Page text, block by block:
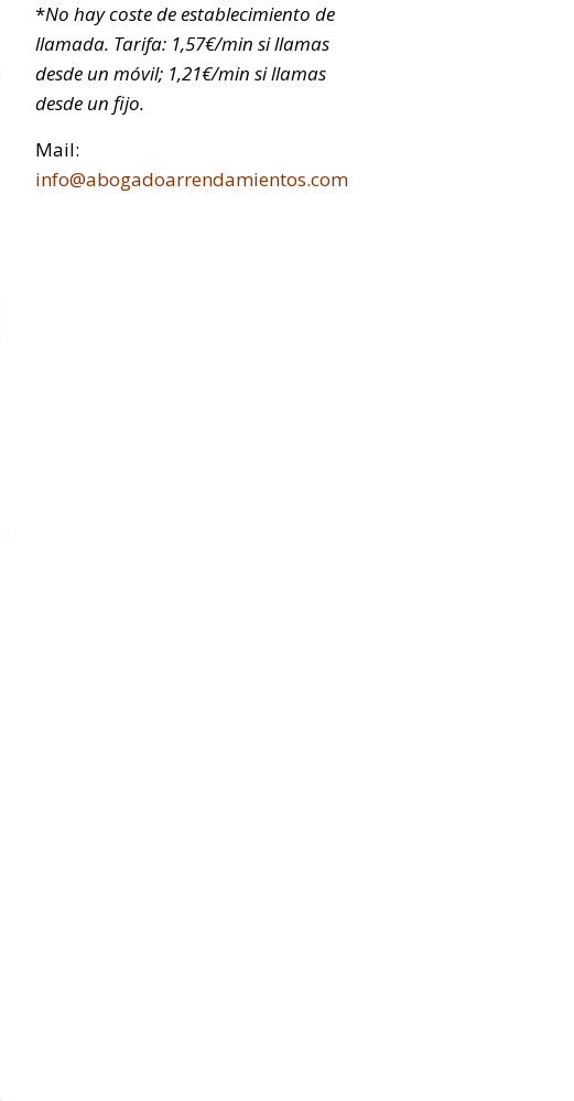
*No hay coste de establecimiento de
llamada. Tarifa: 1,57€/min si llamas
desde un móvil; 1,21€/min si llamas
desde un fijo.
Mail:
info@abogadoarrendamientos.com